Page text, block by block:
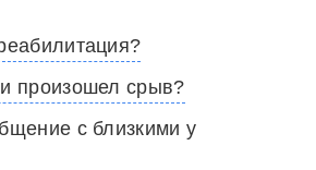
произошел срыв?
с близкими у